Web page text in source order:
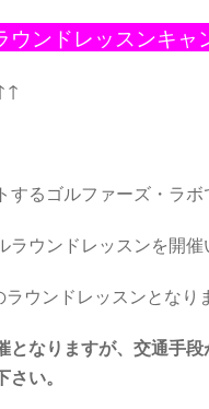
ウンドレッスンキャ
るゴルファーズ・ラボ
ウンドレッスンを開催
ウンドレッスンとなり
なりますが、交通手
い。